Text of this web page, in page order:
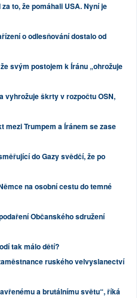
to, že pomáhali USA. Nyní je
o odlesňování dostalo od
svým postojem k Íránu „ohrožuje
vyhrožuje škrty v rozpočtu OSN,
mezi Trumpem a Íránem se zase
do Gazy svědčí, že po
na osobní cestu do temné
Občanského sdružení
tak málo dětí?
ruského velvyslanectví
a brutálnímu světu“, říká